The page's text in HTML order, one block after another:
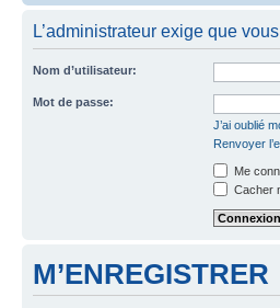
L’administrateur exige que
Nom d’utilisateur:
Mot de passe:
J’ai oublié
Renvoyer
Me
Cacher
M’ENREGISTRER